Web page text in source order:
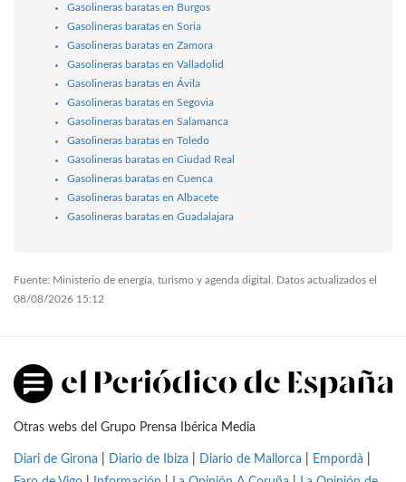
Gasolineras baratas en Burgos
Gasolineras baratas en Soria
Gasolineras baratas en Zamora
Gasolineras baratas en Valladolid
Gasolineras baratas en Ávila
Gasolineras baratas en Segovia
Gasolineras baratas en Salamanca
Gasolineras baratas en Toledo
Gasolineras baratas en Ciudad Real
Gasolineras baratas en Cuenca
Gasolineras baratas en Albacete
Gasolineras baratas en Guadalajara
Fuente: Ministerio de energía, turismo y agenda digital. Datos actualizados el
08/08/2026 15:12
Otras webs del Grupo Prensa Ibérica Media
Diari de Girona Diario de Ibiza Diario de Mallorca Empordà